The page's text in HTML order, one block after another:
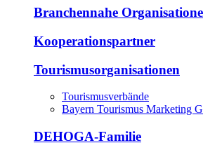
Branchennahe
Kooperationspartner
Tourismusorganisationen
Tourismusverbände
Bayern Tourismus Marketing
DEHOGA-Familie